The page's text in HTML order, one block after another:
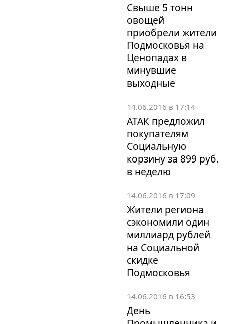
Свыше 5 тонн
овощей
приобрели жители
Подмосковья на
Ценопадах в
минувшие
выходные
14.06.2016 в 17:14
АТАК предложил
покупателям
Социальную
корзину за 899 руб.
в неделю
14.06.2016 в 17:09
Жители региона
сэкономили один
миллиард рублей
на Социальной
скидке
Подмосковья
14.06.2016 в 16:53
День